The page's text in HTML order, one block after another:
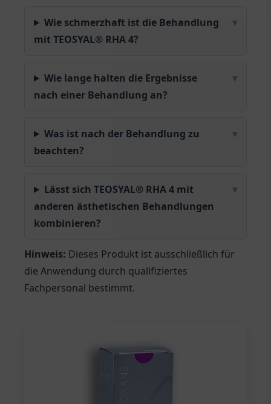
▾
Wie schmerzhaft ist die Behandlung
mit TEOSYAL® RHA 4?
▾
Wie lange halten die Ergebnisse
nach einer Behandlung an?
▾
Was ist nach der Behandlung zu
beachten?
▾
Lässt sich TEOSYAL® RHA 4 mit
anderen ästhetischen Behandlungen
kombinieren?
Hinweis: Dieses Produkt ist ausschließlich für
die Anwendung durch qualifiziertes
Fachpersonal bestimmt.